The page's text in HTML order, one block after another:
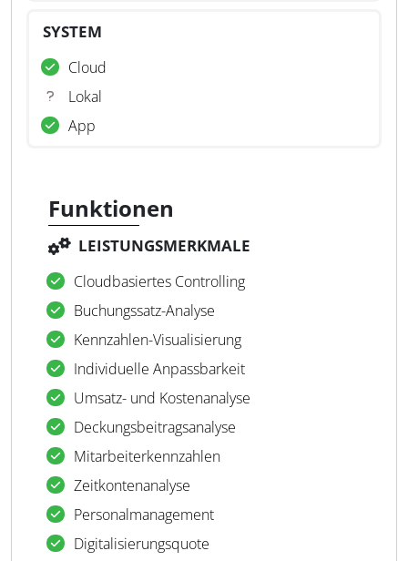
SYSTEM
Cloud
Lokal
App
Funktionen
LEISTUNGSMERKMALE
Cloudbasiertes Controlling
Buchungssatz-Analyse
Kennzahlen-Visualisierung
Individuelle Anpassbarkeit
Umsatz- und Kostenanalyse
Deckungsbeitragsanalyse
Mitarbeiterkennzahlen
Zeitkontenanalyse
Personalmanagement
Digitalisierungsquote